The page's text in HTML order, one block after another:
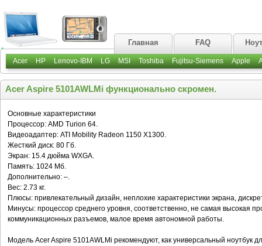
Главная FAQ
Acer HP Lenovo-IBM LG MSI Toshiba Fujitsu-Siemens Apple
Acer Aspire 5101AWLMi функционально скромен.
Основные характеристики
Процессор: AMD Turion 64.
Видеоадаптер: ATI Mobility Radeon 1150 X1300.
Жесткий диск: 80 Гб.
Экран: 15.4 дюйма WXGA.
Память: 1024 Мб.
Дополнительно: –.
Вес: 2.73 кг.
Плюсы: привлекательный дизайн, неплохие характеристики экрана,
Минусы: процессор среднего уровня, соответственно, не самая высокая
коммуникационных разъемов, малое время автономной работы.
Модель Acer Aspire 5101AWLMi рекомендуют, как универсальный ноутбук